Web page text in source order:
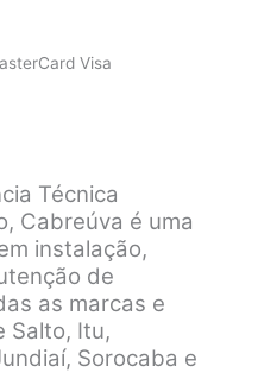
Visa
Técnica
Cabreúva é uma
instalação,
de
as marcas e
Salto, Itu,
Sorocaba e